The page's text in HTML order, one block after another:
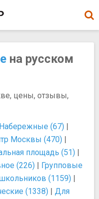
на русском
цены, отзывы,
Набережные (67) |
Москвы (470) |
площадь (51) |
(226) | Групповые
(1159) |
(1338) | Для